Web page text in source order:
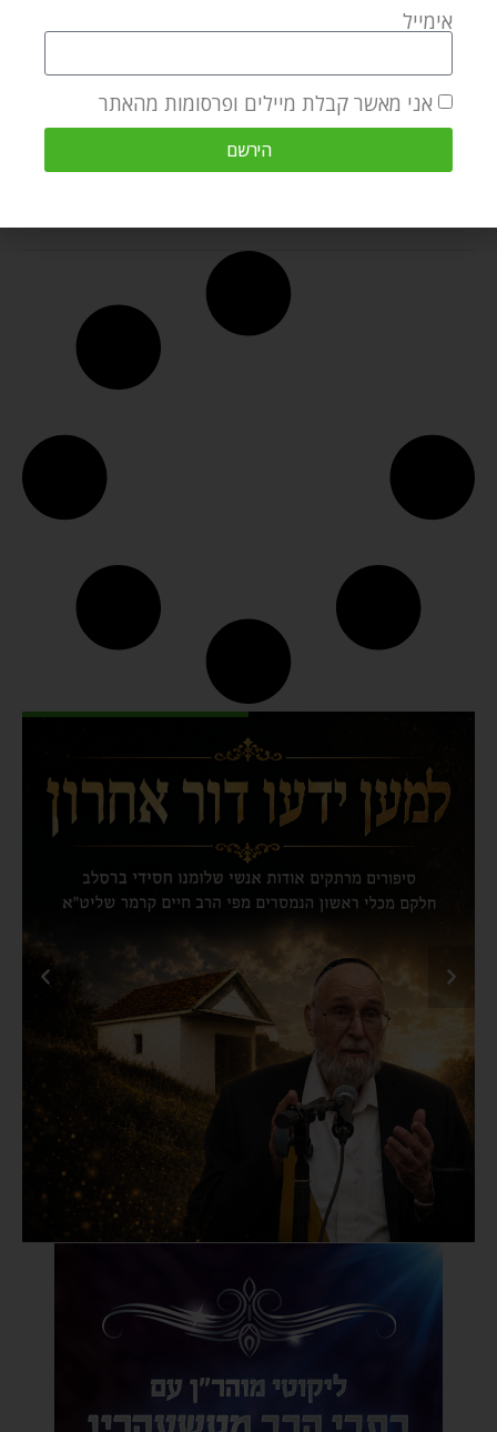
שיחת חברים היא לא רק
מפגש מהנה על כוס קפה,
אלא משהו עמוק יותר
אימייל
אני מאשר קבלת מיילים ופרסומות מהאתר
הירשם